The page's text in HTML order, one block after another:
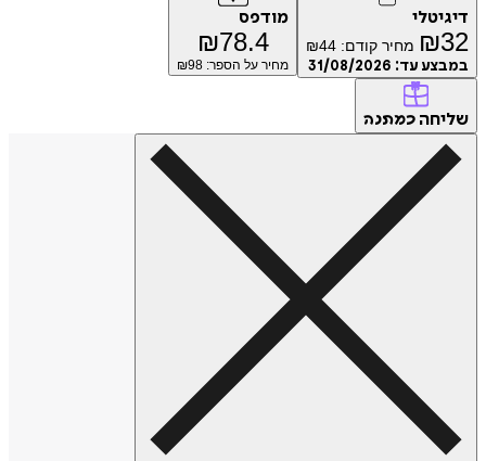
₪ מחיר קודם: ₪44
עד:31/08/2026
מודפס
₪78.4
מחיר על הספר: ₪98
כמתנה